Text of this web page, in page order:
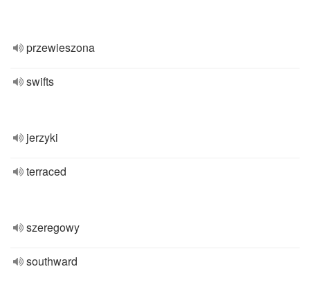
przewieszona
swifts
jerzyki
terraced
szeregowy
southward